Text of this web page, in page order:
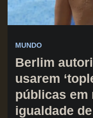
MUNDO
Berlim
usarem
públicas em
igualdade